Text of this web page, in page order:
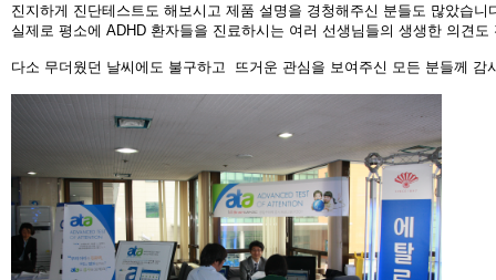
진지하게 진단테스트도 해보시고 제품 설명을 경청해주신 분들도 많았습니
실제로 평소에 ADHD 환자들을 진료하시는 여러 선생님들의 생생한 의견
다소 무더웠던 날씨에도 불구하고 뜨거운 관심을 보여주신 모든 분들께 감